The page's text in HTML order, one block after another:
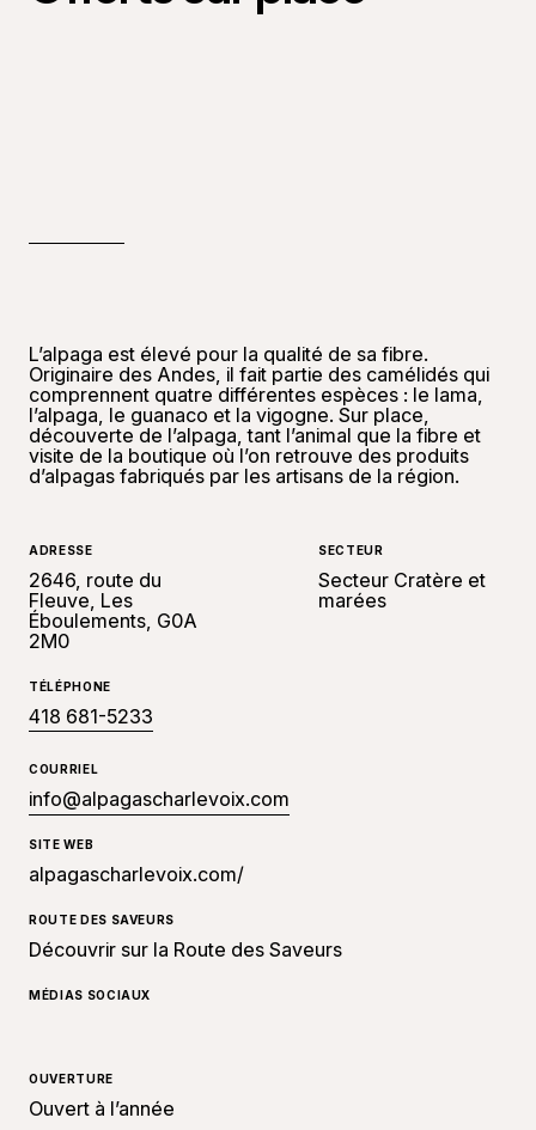
L’alpaga est élevé pour la qualité de sa fibre.
Originaire des Andes, il fait partie des camélidés qui
comprennent quatre différentes espèces : le lama,
l’alpaga, le guanaco et la vigogne. Sur place,
découverte de l’alpaga, tant l’animal que la fibre et
visite de la boutique où l’on retrouve des produits
d’alpagas fabriqués par les artisans de la région.
ADRESSE
2646, route du
Fleuve, Les
Éboulements, G0A
2M0
SECTEUR
Secteur Cratère et
marées
TÉLÉPHONE
418 681-5233
COURRIEL
info@alpagascharlevoix.com
SITE WEB
alpagascharlevoix.com/
ROUTE DES SAVEURS
Découvrir sur la Route des Saveurs
MÉDIAS SOCIAUX
OUVERTURE
Ouvert à l’année